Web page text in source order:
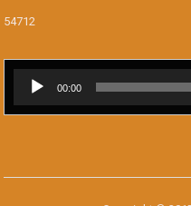
54712
Reproductor
audio
00:00